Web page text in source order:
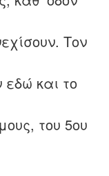
Τον
και το
του 5ου